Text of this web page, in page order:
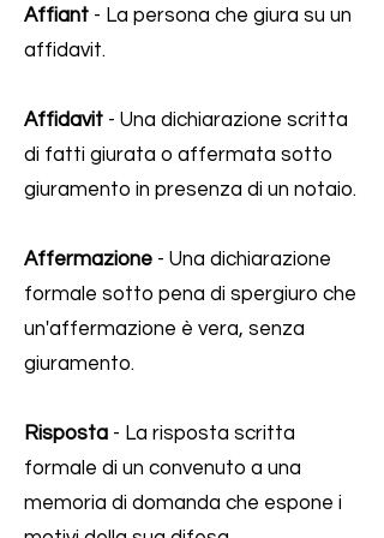
Affiant - La persona che giura su un
affidavit.
Affidavit - Una dichiarazione scritta
di fatti giurata o affermata sotto
giuramento in presenza di un notaio.
Affermazione - Una dichiarazione
formale sotto pena di spergiuro che
un'affermazione è vera, senza
giuramento.
Risposta - La risposta scritta
formale di un convenuto a una
memoria di domanda che espone i